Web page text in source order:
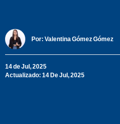
Por: Valentina Gómez Gómez
14 de Jul, 2025
Actualizado: 14 De Jul, 2025